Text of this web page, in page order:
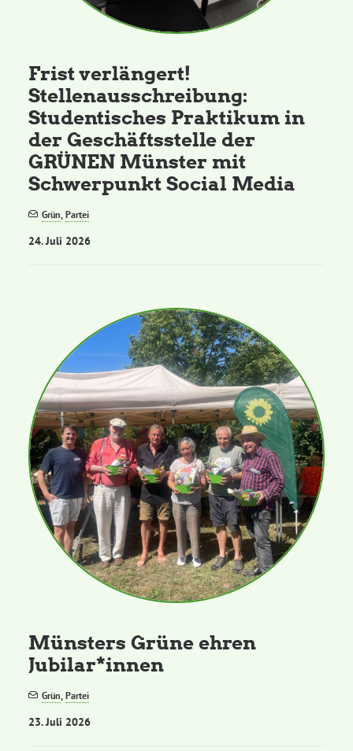
Ratsmitglieder 2025 – 2030
Ratsanträge
Fraktionsgeschäftsstelle
Arbeitsgruppen
Mitglied werden
Kommunalpolitik
Engagement-Sprechstunde
Grüne Jugend
CampusGrün
Aktuelles
Frist verlängert!
Stellenausschreibung:
Studentisches Praktikum in
der Geschäftsstelle der
GRÜNEN Münster mit
Schwerpunkt Social Media
Grün,Partei
24. Juli 2026
Münsters Grüne ehren
Jubilar*innen
Grün,Partei
23. Juli 2026